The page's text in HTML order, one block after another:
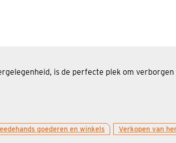
is de perfecte plek om
goederen en winkels Verkopen van